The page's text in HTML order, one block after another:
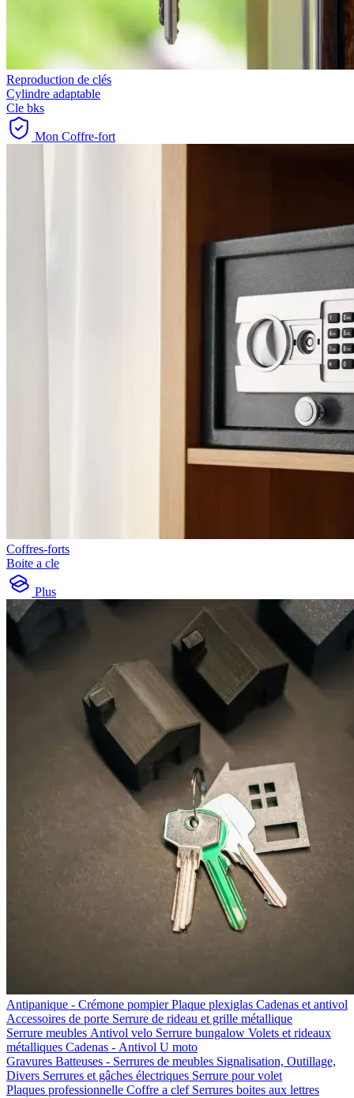
Reproduction de clés
Cylindre adaptable
Cle bks
Mon Coffre-fort
Coffres-forts
Boite a cle
Plus
Antipanique - Crémone pompierPlaque plexiglas Cadenas et antivol
Accessoires de porte Serrure de rideau et grille métallique
Serrure meubles Antivol velo Serrure bungalow Volets et rideaux
métalliques Cadenas - Antivol U moto
Gravures Batteuses - Serrures de meubles Signalisation, Outillage,
Divers Serrures et gâches électriques Serrure pour volet
Plaques professionnelle Coffre a clef Serrures boites aux lettres